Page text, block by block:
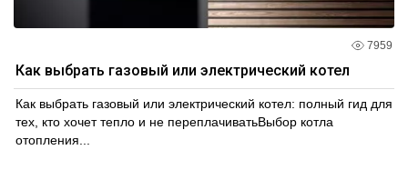
7959
Как выбрать газовый или электрический котел
Как выбрать газовый или электрический котел: полный гид для
тех, кто хочет тепло и не переплачиватьВыбор котла
отопления...